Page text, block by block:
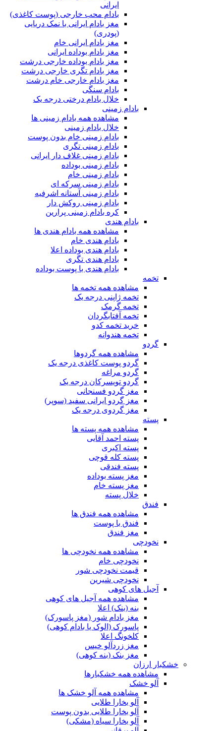
ایرانی
بادام محب خارجی (پوست کاغذی)
مغز بادام ایرانی با نمک دریایی
(پودری)
مغز بادام ایرانی خام
مغز بادام بوداده ایرانی
مغز بادام بوداده خارجی درشت
مغز بادام تگری خارجی درشت
مغز بادام خارجی خام درشت
بادام سنگی
خلال بادام درختی درجه یک
بادام زمینی
مشاهده همه بادام زمینی ها
خلال بادام زمینی
بادام زمینی خام بدون پوست
بادام زمینی تگری
بادام زمینی غلاف دار ایرانی
بادام زمینی بوداده
بادام زمینی خام
بادام زمینی سرکه ای
بادام زمینی آستانه اشرفیه
بادام زمینی روکش دار
کره بادام زمینی پرارین
بادام هندی
مشاهده همه بادام هندی ها
بادام هندی خام
بادام هندی بوداده اعلا
بادام هندی تگری
بادام هندی با پوست بوداده
تخمه
مشاهده همه تخمه ها
تخمه ژاپنی درجه یک
تخمه گرمک
تخمه آفتابگردان
خرید تخمه کدو
تخمه هندوانه
گردو
مشاهده همه گردوها
گردو پوست کاغذی درجه یک
گردو مراغه
گردو تویسرکان درجه یک
مغز گردو فسنجانی
مغز گردو ایرانی سفید (سوپر)
مغز گردوی درجه یک
پسته
مشاهده همه پسته ها
پسته احمد آقایی
پسته اکبری
پسته کله قوچی
پسته فندقی
مغز پسته بوداده
مغز پسته خام
خلال پسته
فندق
مشاهده همه فندق ها
فندق با پوست
مغز فندق
نخودچی
مشاهده همه نخودچی ها
نخودچی خام
قیمت نخودچی شور
نخودچی شیرین
آجیل های کوهی
مشاهده همه آجیل های کوهی
بنه (بنک) اعلا
مغز بادام شور (مغز پاسورک)
پاسورک (الوک یا بادام کوهی)
کلخونگ اعلا
مغز زردآلو خیس
مغز بنک (بنه کوهی)
خشکبار ارزان
مشاهده همه خشکبارها
آلو خشک
مشاهده همه آلو خشک ها
آلو بخارا طلایی
آلو بخارا طلایی بدون پوست
آلو بخارا سیاه (مشکی)